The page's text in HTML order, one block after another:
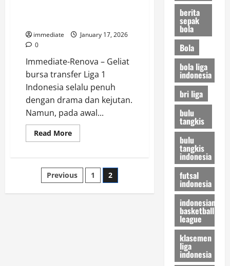
dari
Persija
immediate
January 17, 2026
0
Immediate-Renova – Geliat
bursa transfer Liga 1
Indonesia selalu penuh
dengan drama dan kejutan.
Namun, pada awal...
Read MoreRead
more
Is
Red!
Gebrakan
Posts
pagination
Previous 1 2
berita
sepak
bola
Bola
bola liga
indonesia
bri liga
bulu
tangkis
bulu
tangkis
indonesia
futsal
indonesia
indonesian
basketball
league
klasemen
liga
indonesia